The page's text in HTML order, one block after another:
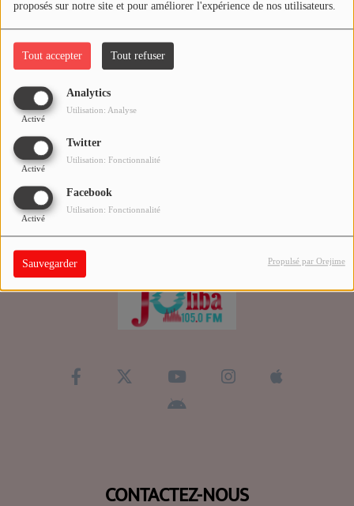
proposés sur notre site et pour améliorer l'expérience de nos utilisateurs.
Tout accepter Tout refuser
Analytics
Activé
Utilisation: Analyse
Twitter
Activé
Utilisation: Fonctionnalité
Facebook
Activé
Utilisation: Fonctionnalité
Sauvegarder Propulsé par Orejime
VIDÉOS
Joliba TV News / FM
NOTRE ACTU
JEUX CONCOURS
QUI SOMMES-NOUS ?
Contact
Se connecter
Connectez-vous pour commenter cet article
CONTACTEZ-NOUS